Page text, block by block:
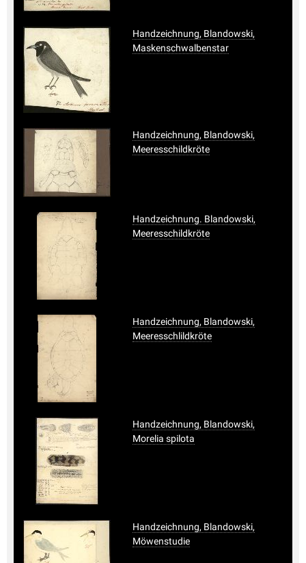
Handzeichnung, Blandowski,
Maskenschwalbenstar
Handzeichnung, Blandowski,
Meeresschildkröte
Handzeichnung. Blandowski,
Meeresschildkröte
Handzeichnung, Blandowski,
Meeresschlildkröte
Handzeichnung, Blandowski,
Morelia spilota
Handzeichnung, Blandowski,
Möwenstudie